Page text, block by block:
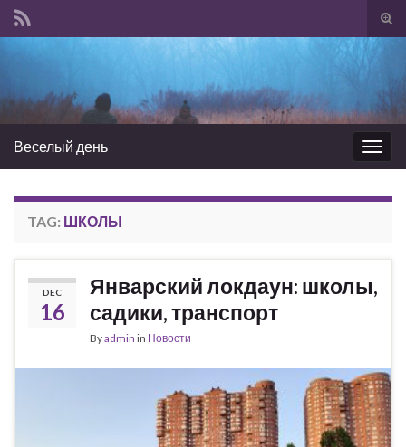
Веселый день
TAG: ШКОЛЫ
DEC
16
Январский локдаун: школы,
садики, транспорт
Byadmin in Новости